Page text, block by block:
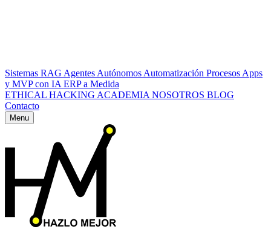
Sistemas RAG Agentes Autónomos Automatización Procesos Apps
y MVP con IA ERP a Medida
ETHICAL HACKING ACADEMIA NOSOTROS BLOG
Contacto
Menu